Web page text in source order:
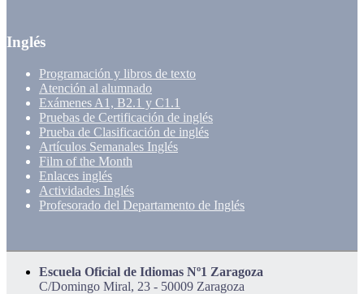
Inglés
Programación y libros de texto
Atención al alumnado
Exámenes A1, B2.1 y C1.1
Pruebas de Certificación de inglés
Prueba de Clasificación de inglés
Artículos Semanales Inglés
Film of the Month
Enlaces inglés
Actividades Inglés
Profesorado del Departamento de Inglés
Escuela Oficial de Idiomas Nº1 Zaragoza
C/Domingo Miral, 23 - 50009 Zaragoza